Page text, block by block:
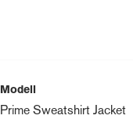
Modell
Prime Sweatshirt Jacket